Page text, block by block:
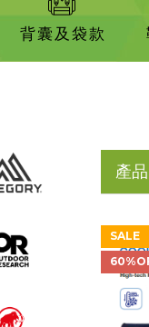
背囊及袋款
產品
SALE